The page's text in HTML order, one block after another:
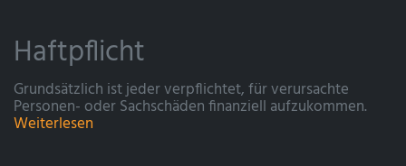
Haftpflicht
Grundsätzlich ist jeder verpflichtet, für verursachte
Personen- oder Sachschäden finanziell aufzukommen.
Weiterlesen